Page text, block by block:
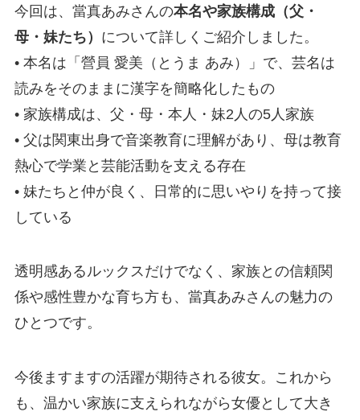
今回は、當真あみさんの本名や家族構成（父・
母・妹たち） について詳しくご紹介しました。
• 本名は「營員 愛美（とうま あみ）」で、芸名は
読みをそのままに漢字を簡略化したもの
• 家族構成は、父・母・本人・妹2人の5人家族
• 父は関東出身で音楽教育に理解があり、母は教育
熱心で学業と芸能活動を支える存在
• 妹たちと仲が良く、日常的に思いやりを持って接
している
透明感あるルックスだけでなく、家族との信頼関
係や感性豊かな育ち方も、當真あみさんの魅力の
ひとつです。
今後ますますの活躍が期待される彼女。これから
も、温かい家族に支えられながら女優として大き